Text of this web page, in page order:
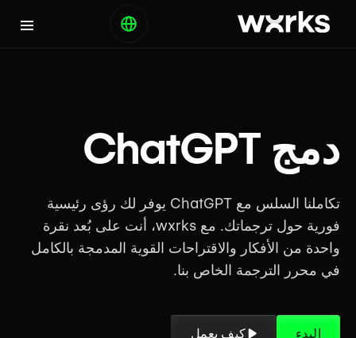
دمج ChatGPT
تكاملنا السلس مع ChatGPT يوفر لك رؤى رئيسية
فورية حول ترجماتك. مع wxrks، أنت على بُعد نقرة
واحدة من الأفكار والاقتراحات القوية المدمجة بالكامل
في محرر الترجمة الخاص بنا.
البدء كيف يعمل